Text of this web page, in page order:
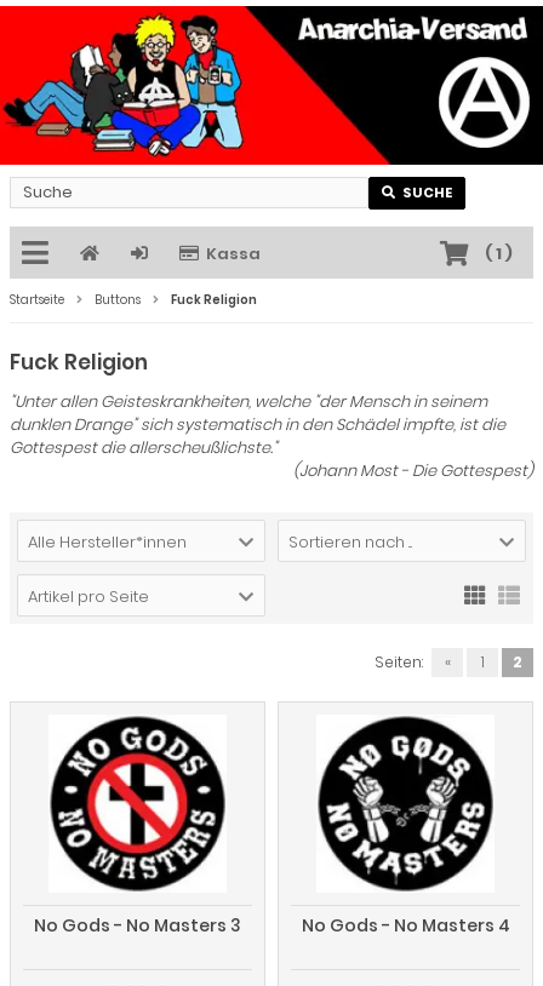
SUCHE
Kassa (1)
Startseite Buttons Fuck Religion
Fuck Religion
"Unter allen Geisteskrankheiten, welche "der Mensch in seinem
dunklen Drange" sich systematisch in den Schädel impfte, ist die
Gottespest die allerscheußlichste."
(Johann Most - Die Gottespest)
Alle Hersteller*innen Sortieren nach ...
Artikel pro Seite
Seiten: « 1 2
No Gods - No Masters 3 No Gods - No Masters 4